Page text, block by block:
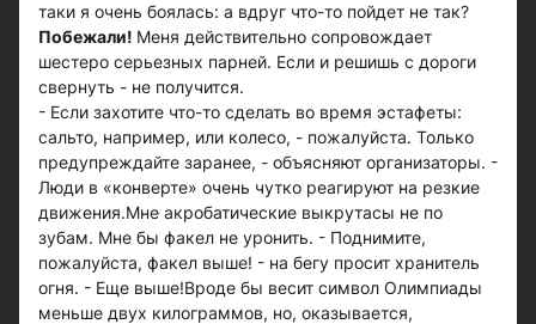
таки я очень боялась: а вдруг что-то пойдет не так?
Побежали! Меня действительно сопровождает
шестеро серьезных парней. Если и решишь с дороги
свернуть - не получится.
- Если захотите что-то сделать во время эстафеты:
сальто, например, или колесо, - пожалуйста. Только
предупреждайте заранее, - объясняют организаторы. -
Люди в «конверте» очень чутко реагируют на резкие
движения.Мне акробатические выкрутасы не по
зубам. Мне бы факел не уронить. - Поднимите,
пожалуйста, факел выше! - на бегу просит хранитель
огня. - Еще выше!Вроде бы весит символ Олимпиады
меньше двух килограммов, но, оказывается,